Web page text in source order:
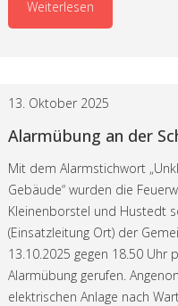
Weiterlesen
13. Oktober 2025
Alarmübung an der
Mit dem Alarmstichwort
Gebäude“ wurden die
Kleinenborstel und Hustedt
(Einsatzleitung Ort) der
13.10.2025 gegen 18.50 Uhr
Alarmübung gerufen.
elektrischen Anlage nach